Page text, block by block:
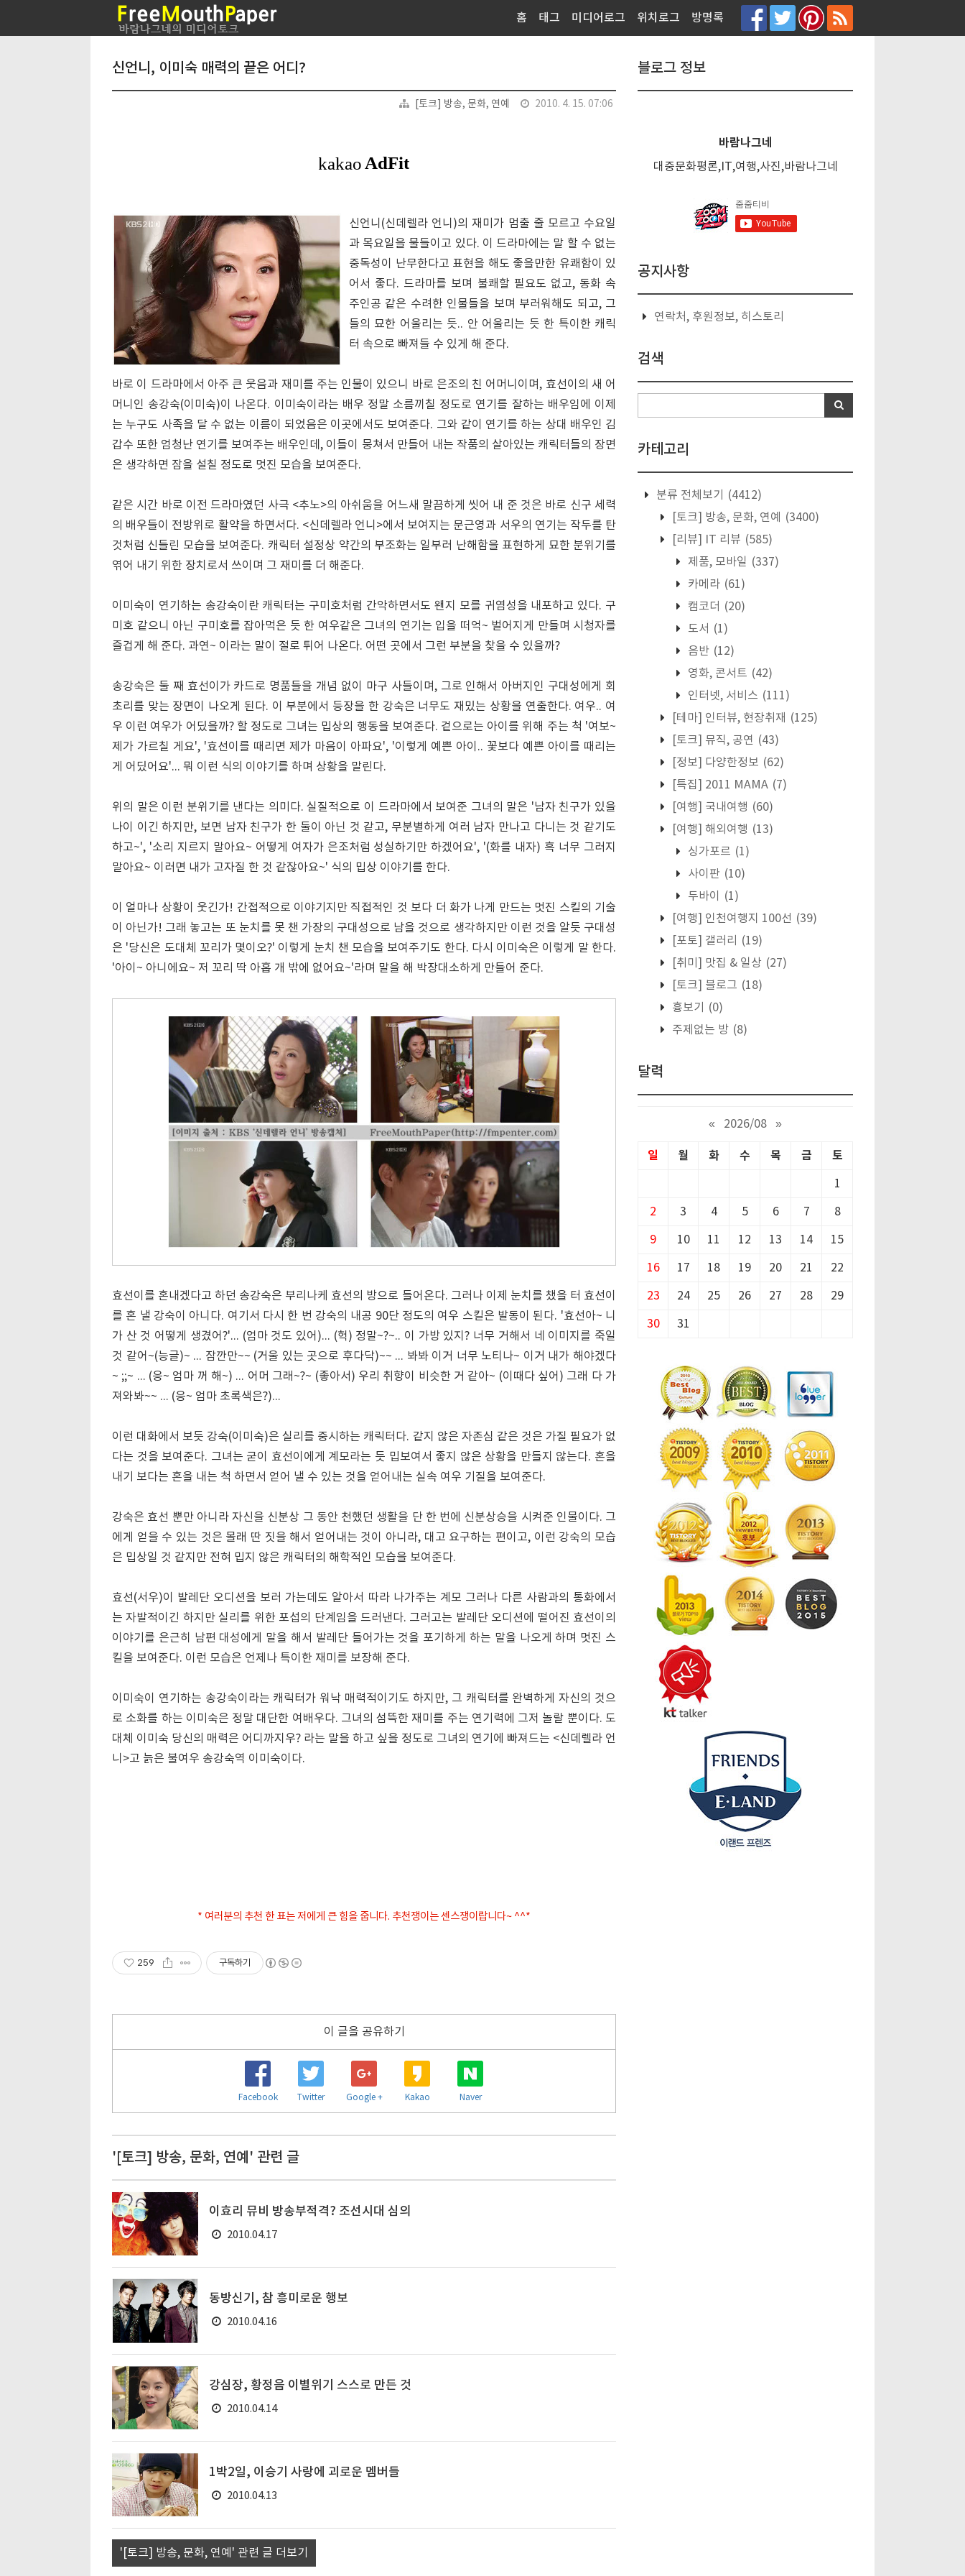
홈 태그 미디어로그 위치로그 방명록
신언니, 이미숙 매력의 끝은 어디?
[토크] 방송, 문화, 연예 2010. 4. 15. 07:06
신언니(신데렐라 언니)의 재미가 멈출 줄 모르고 수요일
과 목요일을 물들이고 있다. 이 드라마에는 말 할 수 없는
중독성이 난무한다고 표현을 해도 좋을만한 유쾌함이 있
어서 좋다. 드라마를 보며 불쾌할 필요도 없고, 동화 속
주인공 같은 수려한 인물들을 보며 부러워해도 되고, 그
들의 묘한 어울리는 듯.. 안 어울리는 듯 한 특이한 캐릭
터 속으로 빠져들 수 있게 해 준다.
바로 이 드라마에서 아주 큰 웃음과 재미를 주는 인물이 있으니 바로 은조의 친 어머니이며, 효선이의 새 어
머니인 송강숙(이미숙)이 나온다. 이미숙이라는 배우 정말 소름끼칠 정도로 연기를 잘하는 배우임에 이제
는 누구도 사족을 달 수 없는 이름이 되었음은 이곳에서도 보여준다. 그와 같이 연기를 하는 상대 배우인 김
갑수 또한 엄청난 연기를 보여주는 배우인데, 이들이 뭉쳐서 만들어 내는 작품의 살아있는 캐릭터들의 장면
은 생각하면 잠을 설칠 정도로 멋진 모습을 보여준다.
같은 시간 바로 이전 드라마였던 사극 <추노>의 아쉬움을 어느새 말끔하게 씻어 내 준 것은 바로 신구 세력
의 배우들이 전방위로 활약을 하면서다. <신데렐라 언니>에서 보여지는 문근영과 서우의 연기는 작두를 탄
것처럼 신들린 모습을 보여준다. 캐릭터 설정상 약간의 부조화는 일부러 난해함을 표현하게 묘한 분위기를
엮어 내기 위한 장치로서 쓰이며 그 재미를 더 해준다.
이미숙이 연기하는 송강숙이란 캐릭터는 구미호처럼 간악하면서도 왠지 모를 귀염성을 내포하고 있다. 구
미호 같으니 아닌 구미호를 잡아먹은 듯 한 여우같은 그녀의 연기는 입을 떠억~ 벌어지게 만들며 시청자를
즐겁게 해 준다. 과연~ 이라는 말이 절로 튀어 나온다. 어떤 곳에서 그런 부분을 찾을 수 있을까?
송강숙은 둘 째 효선이가 카드로 명품들을 개념 없이 마구 사들이며, 그로 인해서 아버지인 구대성에게 회
초리를 맞는 장면이 나오게 된다. 이 부분에서 등장을 한 강숙은 너무도 재밌는 상황을 연출한다. 여우.. 여
우 이런 여우가 어딨을까? 할 정도로 그녀는 밉상의 행동을 보여준다. 겉으로는 아이를 위해 주는 척 '여보~
제가 가르칠 게요', '효선이를 때리면 제가 마음이 아파요', '이렇게 예쁜 아이.. 꽃보다 예쁜 아이를 때리는
게 어딨어요'... 뭐 이런 식의 이야기를 하며 상황을 말린다.
위의 말은 이런 분위기를 낸다는 의미다. 실질적으로 이 드라마에서 보여준 그녀의 말은 '남자 친구가 있을
나이 이긴 하지만, 보면 남자 친구가 한 둘이 아닌 것 같고, 무분별하게 여러 남자 만나고 다니는 것 같기도
하고~', '소리 지르지 말아요~ 어떻게 여자가 은조처럼 성실하기만 하겠어요', '(화를 내자) 흑 너무 그러지
말아요~ 이러면 내가 고자질 한 것 같잖아요~' 식의 밉상 이야기를 한다.
이 얼마나 상황이 웃긴가! 간접적으로 이야기지만 직접적인 것 보다 더 화가 나게 만드는 멋진 스킬의 기술
이 아닌가! 그래 놓고는 또 눈치를 못 챈 가장의 구대성으로 남을 것으로 생각하지만 이런 것을 알듯 구대성
은 '당신은 도대체 꼬리가 몇이오?' 이렇게 눈치 챈 모습을 보여주기도 한다. 다시 이미숙은 이렇게 말 한다.
'아이~ 아니에요~ 저 꼬리 딱 아홉 개 밖에 없어요~'라며 말을 해 박장대소하게 만들어 준다.
효선이를 혼내겠다고 하던 송강숙은 부리나케 효선의 방으로 들어온다. 그러나 이제 눈치를 챘을 터 효선이
를 혼 낼 강숙이 아니다. 여기서 다시 한 번 강숙의 내공 90단 정도의 여우 스킬은 발동이 된다. '효선아~ 니
가 산 것 어떻게 생겼어?'... (엄마 것도 있어)... (헉) 정말~?~.. 이 가방 있지? 너무 거해서 네 이미지를 죽일
것 같어~(능글)~ ... 잠깐만~~ (거울 있는 곳으로 후다닥)~~ ... 봐봐 이거 너무 노티나~ 이거 내가 해야겠다
~ ;;~ ... (응~ 엄마 꺼 해~) ... 어머 그래~?~ (좋아서) 우리 취향이 비슷한 거 같아~ (이때다 싶어) 그래 다 가
져와봐~~ ... (응~ 엄마 초록색은?)...
이런 대화에서 보듯 강숙(이미숙)은 실리를 중시하는 캐릭터다. 같지 않은 자존심 같은 것은 가질 필요가 없
다는 것을 보여준다. 그녀는 굳이 효선이에게 계모라는 듯 밉보여서 좋지 않은 상황을 만들지 않는다. 혼을
내기 보다는 혼을 내는 척 하면서 얻어 낼 수 있는 것을 얻어내는 실속 여우 기질을 보여준다.
강숙은 효선 뿐만 아니라 자신을 신분상 그 동안 천했던 생활을 단 한 번에 신분상승을 시켜준 인물이다. 그
에게 얻을 수 있는 것은 몰래 딴 짓을 해서 얻어내는 것이 아니라, 대고 요구하는 편이고, 이런 강숙의 모습
은 밉상일 것 같지만 전혀 밉지 않은 캐릭터의 해학적인 모습을 보여준다.
효선(서우)이 발레단 오디션을 보러 가는데도 알아서 따라 나가주는 계모 그러나 다른 사람과의 통화에서
는 자발적이긴 하지만 실리를 위한 포섭의 단계임을 드러낸다. 그러고는 발레단 오디션에 떨어진 효선이의
이야기를 은근히 남편 대성에게 말을 해서 발레단 들어가는 것을 포기하게 하는 말을 나오게 하며 멋진 스
킬을 보여준다. 이런 모습은 언제나 특이한 재미를 보장해 준다.
이미숙이 연기하는 송강숙이라는 캐릭터가 워낙 매력적이기도 하지만, 그 캐릭터를 완벽하게 자신의 것으
로 소화를 하는 이미숙은 정말 대단한 여배우다. 그녀의 섬뜩한 재미를 주는 연기력에 그저 놀랄 뿐이다. 도
대체 이미숙 당신의 매력은 어디까지우? 라는 말을 하고 싶을 정도로 그녀의 연기에 빠져드는 <신데렐라 언
니>고 늙은 불여우 송강숙역 이미숙이다.
* 여러분의 추천 한 표는 저에게 큰 힘을 줍니다. 추천쟁이는 센스쟁이랍니다~ ^^*
259 구독하기
이 글을 공유하기
Facebook Twitter Google + Kakao Naver
'[토크] 방송, 문화, 연예' 관련 글
이효리 뮤비 방송부적격? 조선시대 심의
2010.04.17
동방신기, 참 흥미로운 행보
2010.04.16
강심장, 황정음 이별위기 스스로 만든 것
2010.04.14
1박2일, 이승기 사랑에 괴로운 멤버들
2010.04.13
'[토크] 방송, 문화, 연예' 관련 글 더보기
블로그 정보
바람나그네
대중문화평론,IT,여행,사진,바람나그네
공지사항
연락처, 후원정보, 히스토리
검색
카테고리
분류 전체보기
(4412)
[토크] 방송, 문화, 연예
(3400)
[리뷰] IT 리뷰 (585)
제품, 모바일 (337)
카메라 (61)
캠코더 (20)
도서 (1)
음반 (12)
영화, 콘서트 (42)
인터넷, 서비스 (111)
[테마] 인터뷰, 현장취재 (125)
[토크] 뮤직, 공연 (43)
[정보] 다양한정보 (62)
[특집] 2011 MAMA (7)
[여행] 국내여행 (60)
[여행] 해외여행 (13)
싱가포르 (1)
사이판 (10)
두바이
(1)
[여행] 인천여행지 100선 (39)
[포토] 갤러리
(19)
[취미] 맛집 & 일상 (27)
[토크] 블로그 (18)
흉보기
(0)
주제없는 방 (8)
달력
« 2026/08 »
일 월 화 수 목 금 토
1
2 3 4 5 6 7 8
9 10 11 12 13 14 15
16 17 18 19 20 21 22
23 24 25 26 27 28 29
30 31